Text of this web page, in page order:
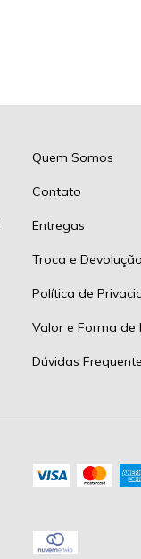
Quem Somos
Contato
Entregas
Troca e Devolução
Política de
Valor e Forma de
Dúvidas